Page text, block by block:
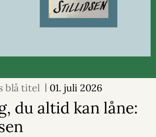
blå titel 01. juli 2026
du altid kan låne: